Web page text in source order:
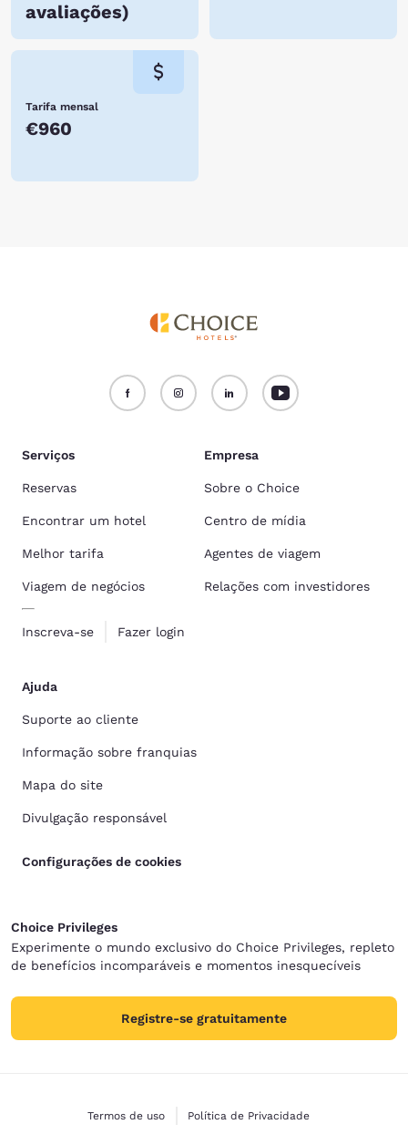
avaliações)
Tarifa mensal
€960
Serviços
Reservas
Encontrar um hotel
Melhor tarifa
Viagem de negócios
Inscreva-se Fazer login
Empresa
Sobre o Choice
Centro de mídia
Agentes de viagem
Relações com investidores
Ajuda
Suporte ao cliente
Informação sobre franquias
Mapa do site
Divulgação responsável
Configurações de cookies
Choice Privileges
Experimente o mundo exclusivo do Choice Privileges, repleto
de benefícios incomparáveis e momentos inesquecíveis
Registre-se gratuitamente
Termos de uso Política de Privacidade